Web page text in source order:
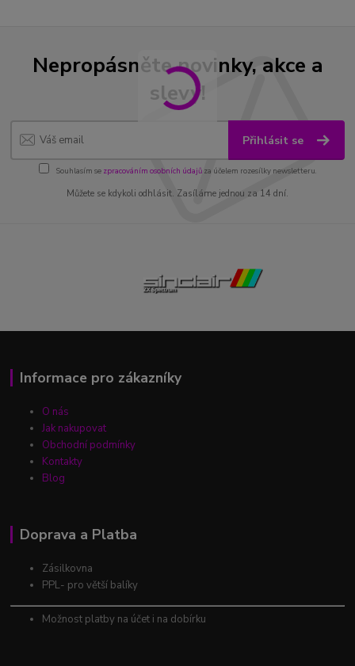
Nepropásněte novinky, akce a
slevy!
Přihlásit se
Souhlasím se zpracováním osobních údajůza účelem rozesílky newsletteru.
Můžete se kdykoli odhlásit. Zasíláme jednou za 14 dní.
Informace pro zákazníky
O nás
Jak nakupovat
Obchodní podmínky
Kontakty
Blog
Doprava a Platba
Zásilkovna
PPL- pro větší balíky
Možnost platby na účet i na dobírku